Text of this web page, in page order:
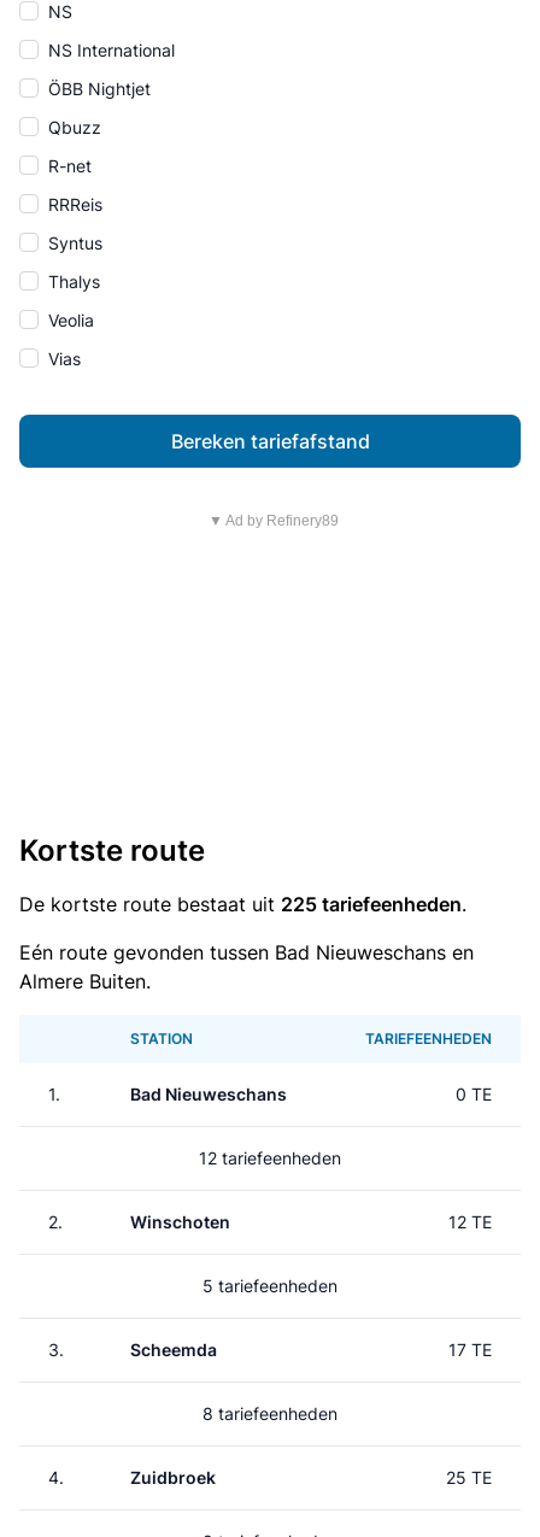
NS
NS International
ÖBB Nightjet
Qbuzz
R-net
RRReis
Syntus
Thalys
Veolia
Vias
Bereken tariefafstand
▼ Ad by Refinery89
Kortste route
De kortste route bestaat uit 225 tariefeenheden.
Eén route gevonden tussen Bad Nieuweschans en
Almere Buiten.
STATION TARIEFEENHEDEN
1. Bad Nieuweschans 0 TE
12 tariefeenheden
2. Winschoten 12 TE
5 tariefeenheden
3. Scheemda 17 TE
8 tariefeenheden
4. Zuidbroek 25 TE